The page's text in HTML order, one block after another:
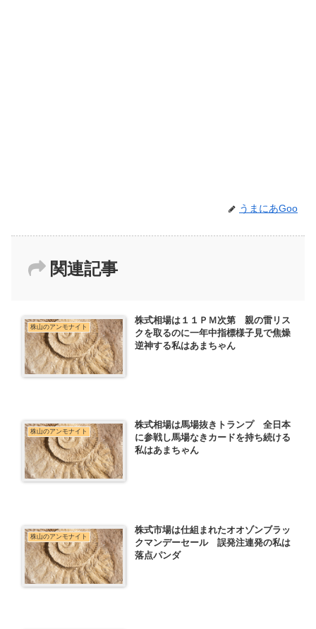
うまにあGoo
関連記事
株山のアンモナイト
株式相場は１１ＰＭ次第 親の雷リス
クを取るのに一年中指標様子見で焦燥
逆神する私はあまちゃん
株山のアンモナイト
株式相場は馬場抜きトランプ 全日本
に参戦し馬場なきカードを持ち続ける
私はあまちゃん
株山のアンモナイト
株式市場は仕組まれたオオゾンブラッ
クマンデーセール 誤発注連発の私は
落点パンダ